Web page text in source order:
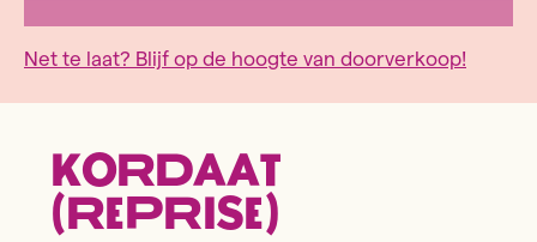
Net te laat? Blijf op de hoogte van doorverkoop!
Kordaat
(reprise)